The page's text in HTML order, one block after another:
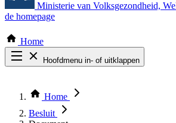
Ministerie van Volksgezondheid,
de homepage
Home
Hoofdmenu in- of uitklappen
Thema COVID-19
Bekijk per bestuursorgaan
Home
Besluit